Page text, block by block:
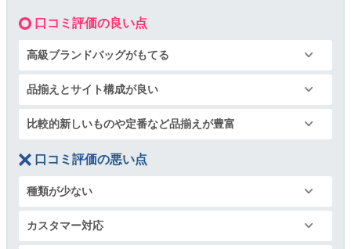
口コミ評価の良い点
高級ブランドバッグがもてる
品揃えとサイト構成が良い
比較的新しいものや定番など品揃えが豊富
口コミ評価の悪い点
種類が少ない
カスタマー対応